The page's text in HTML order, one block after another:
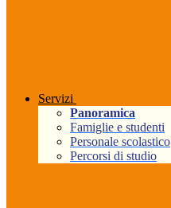
Servizi
Panoramica
Famiglie e studenti
Personale scolastico
Percorsi di studio